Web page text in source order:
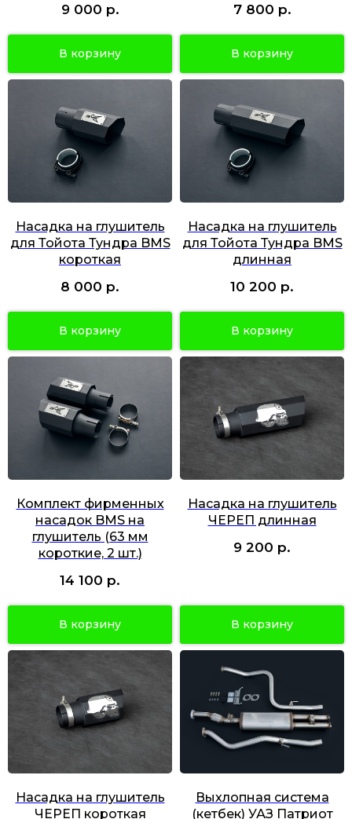
9 000 р.
В корзину
7 800 р.
В корзину
Насадка на глушитель
для Тойота Тундра BMS
короткая
8 000 р.
В корзину
Насадка на глушитель
для Тойота Тундра BMS
длинная
10 200 р.
В корзину
Комплект фирменных
насадок BMS на
глушитель (63 мм
короткие, 2 шт.)
14 100 р.
В корзину
Насадка на глушитель
ЧЕРЕП длинная
9 200 р.
В корзину
Насадка на глушитель
ЧЕРЕП короткая
Выхлопная система
(кетбек) УАЗ Патриот